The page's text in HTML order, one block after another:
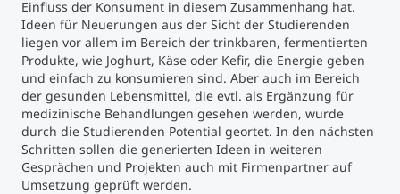
Einfluss der Konsument in diesem Zusammenhang hat.
Ideen für Neuerungen aus der Sicht der Studierenden
liegen vor allem im Bereich der trinkbaren, fermentierten
Produkte, wie Joghurt, Käse oder Kefir, die Energie geben
und einfach zu konsumieren sind. Aber auch im Bereich
der gesunden Lebensmittel, die evtl. als Ergänzung für
medizinische Behandlungen gesehen werden, wurde
durch die Studierenden Potential geortet. In den nächsten
Schritten sollen die generierten Ideen in weiteren
Gesprächen und Projekten auch mit Firmenpartner auf
Umsetzung geprüft werden.